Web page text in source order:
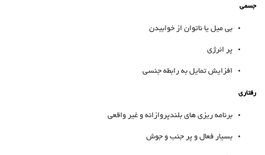
جسمی
بی میل یا ناتوان از خوابیدن
پر انرژی
افزایش تمایل به رابطه جنسی
رفتاری
برنامه ریزی های بلندپروازانه و غیر واقعی
بسیار فعال و پر جنب و جوش